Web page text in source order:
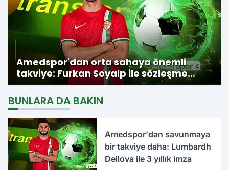
Amedspor'dan orta sahaya önemli
takviye: Furkan Soyalp ile sözleşme
imzalandı
BUNLARA DA BAKIN
Amedspor'dan savunmaya
bir takviye daha: Lumbardh
Dellova ile 3 yıllık imza